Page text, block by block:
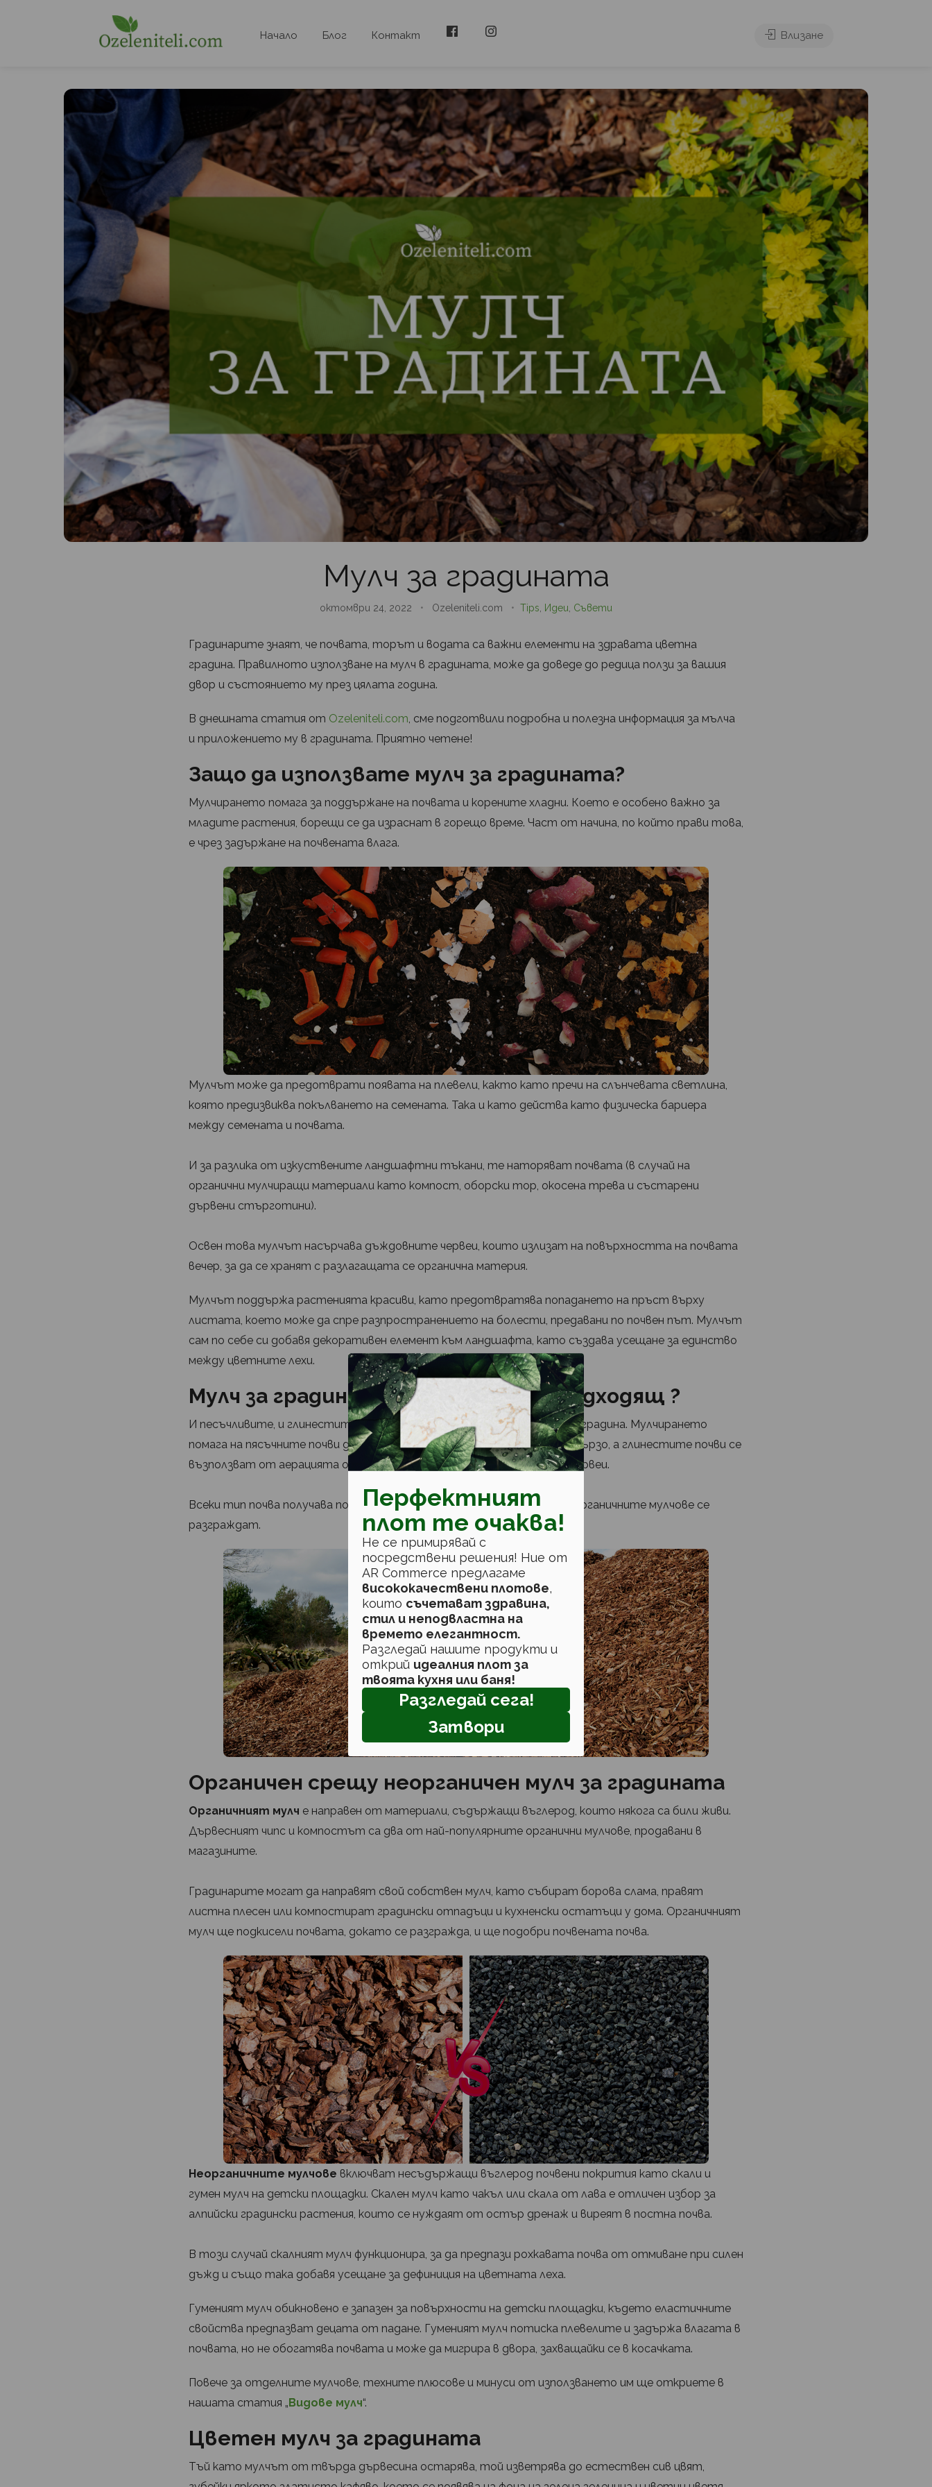
Перфектният
плот те очаква!
Не се примирявай с
посредствени решения! Ние от
AR Commerce предлагаме
висококачествени плотове,
които съчетават здравина,
стил и неподвластна на
времето елегантност.
Разгледай нашите продукти и
открий идеалния плот за
твоята кухня или баня!
Разгледай сега!
Затвори
Начало Блог Контакт Влизане
Мулч за градината
октомври 24, 2022 • Ozeleniteli.com • Tips Идеи Съвети
Градинарите знаят, че почвата, торът и водата са важни елементи на здравата цветна
градина. Правилното използване на мулч в градината, може да доведе до редица ползи за вашия
двор и състоянието му през цялата година.
В днешната статия от Ozeleniteli.com , сме подготвили подробна и полезна информация за мълча
и приложението му в градината. Приятно четене!
Защо да използвате мулч за градината?
Мулчирането помага за поддържане на почвата и корените хладни. Което е особено важно за
младите растения, борещи се да израснат в горещо време. Част от начина, по който прави това,
е чрез задържане на почвената влага.
Мулчът може да предотврати появата на плевели, както като пречи на слънчевата светлина,
която предизвиква покълването на семената. Така и като действа като физическа бариера
между семената и почвата.
И за разлика от изкуствените ландшафтни тъкани, те наторяват почвата (в случай на
органични мулчиращи материали като компост, оборски тор, окосена трева и състарени
дървени стърготини).
Освен това мулчът насърчава дъждовните червеи, които излизат на повърхността на почвата
вечер, за да се хранят с разлагащата се органична материя.
Мулчът поддържа растенията красиви, като предотвратява попадането на пръст върху
листата, което може да спре разпространението на болести, предавани по почвен път. Мулчът
сам по себе си добавя декоративен елемент към ландшафта, като създава усещане за единство
между цветните лехи.
Мулч за градината: За кои почви е подходящ ?
И песъчливите, и глинестите почви се нуждаят от мулч в цветната градина. Мулчирането
помага на пясъчните почви да задържат влагата, която се оттича бързо, а глинестите почви се
възползват от аерацията от повишената активност на земните червеи.
Всеки тип почва получава полезни хранителни вещества, тъй като органичните мулчове се
разграждат.
Органичен срещу неорганичен мулч за градината
Органичният мулч е направен от материали, съдържащи въглерод, които някога са били живи.
Дървесният чипс и компостът са два от най-популярните органични мулчове, продавани в
магазините.
Градинарите могат да направят свой собствен мулч, като събират борова слама, правят
листна плесен или компостират градински отпадъци и кухненски остатъци у дома. Органичният
мулч ще подкисели почвата, докато се разгражда, и ще подобри почвената почва.
Неорганичните мулчове включват несъдържащи въглерод почвени покрития като скали и
гумен мулч на детски площадки. Скален мулч като чакъл или скала от лава е отличен избор за
алпийски градински растения, които се нуждаят от остър дренаж и виреят в постна почва.
В този случай скалният мулч функционира, за да предпази рохкавата почва от отмиване при силен
дъжд и също така добавя усещане за дефиниция на цветната леха.
Гуменият мулч обикновено е запазен за повърхности на детски площадки, където еластичните
свойства предпазват децата от падане. Гуменият мулч потиска плевелите и задържа влагата в
почвата, но не обогатява почвата и може да мигрира в двора, захващайки се в косачката.
Повече за отделните мулчове, техните плюсове и минуси от използването им ще откриете в
нашата статия „Видове мулч“.
Цветен мулч за градината
Тъй като мулчът от твърда дървесина остарява, той изветрява до естествен сив цвят,